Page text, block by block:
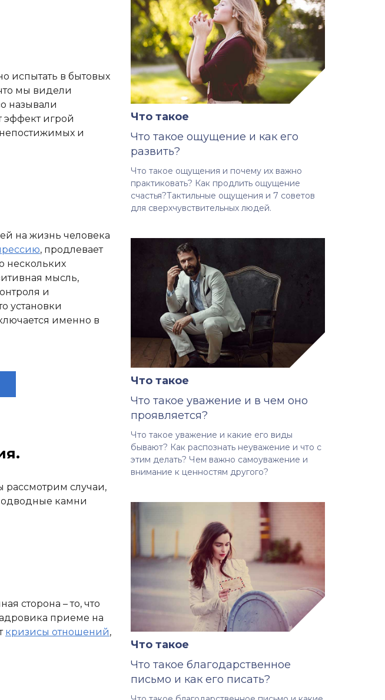
испытать в бытовых
мы видели
называли
игрой
и
на жизнь человека
, продлевает
нескольких
мысль,
и
установки
именно в
рассмотрим случаи,
камни
сторона – то, что
приеме на
кризисы отношений,
Что такое
Что такое ощущение и как его
развить?
Что такое ощущения и почему их важно
практиковать? Как продлить ощущение
счастья?Тактильные ощущения и 7 советов
для сверхчувствительных людей.
Что такое
Что такое уважение и в чем оно
проявляется?
Что такое уважение и какие его виды
бывают? Как распознать неуважение и что с
этим делать? Чем важно самоуважение и
внимание к ценностям другого?
Что такое
Что такое благодарственное
письмо и как его писать?